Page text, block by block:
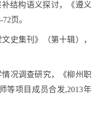
结构语义探讨，《遵义
页。
史集刊》（第十辑），
况调查研究，《柳州职
等项目成员合发,2013年